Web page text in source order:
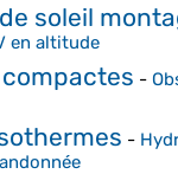
soleil
en altitude
-
-